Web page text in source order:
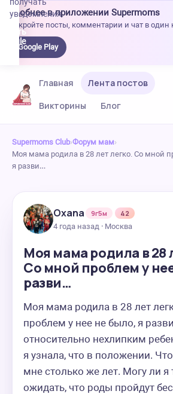
Удобнее в приложении Supermoms
Откройте посты, комментарии и чат в один
Google Play
уведомления.
Главная
Лента постов
Викторины
Блог
Supermoms Club›Форум мам›
Моя мама родила в 28 лет легко. Со мной
я разви…
Oxana 9г5м
42
4 года назад · Москва
Моя мама родила в 28
Со мной проблем у
разви…
Моя мама родила в 28 лет
проблем у нее не было, я
относительно нехлипким
я узнала, что в положении.
мне столько же лет. Могу ли я
ожидать, что роды пройдут